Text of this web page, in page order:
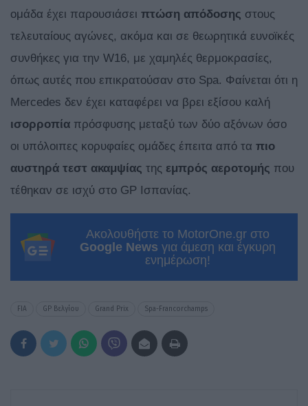
ομάδα έχει παρουσιάσει πτώση απόδοσης στους
τελευταίους αγώνες, ακόμα και σε θεωρητικά ευνοϊκές
συνθήκες για την W16, με χαμηλές θερμοκρασίες,
όπως αυτές που επικρατούσαν στο Spa. Φαίνεται ότι η
Mercedes δεν έχει καταφέρει να βρει εξίσου καλή
ισορροπία πρόσφυσης μεταξύ των δύο αξόνων όσο
οι υπόλοιπες κορυφαίες ομάδες έπειτα από τα πιο
αυστηρά τεστ ακαμψίας της εμπρός αεροτομής που
τέθηκαν σε ισχύ στο GP Ισπανίας.
Ακολουθήστε το MotorOne.gr στο
Google News για άμεση και έγκυρη
ενημέρωση!
FIA GP Βελγίου Grand Prix Spa-Francorchamps